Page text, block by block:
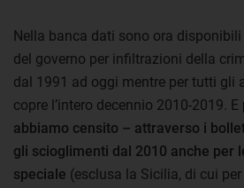
Nella banca dati sono ora
del governo per infiltrazioni della
dal 1991 ad oggi mentre per tutti gli
copre l’intero decennio 2010-2019. E
abbiamo censito – attraverso i
gli scioglimenti dal 2010 anche per
speciale (esclusa la Sicilia, di cui